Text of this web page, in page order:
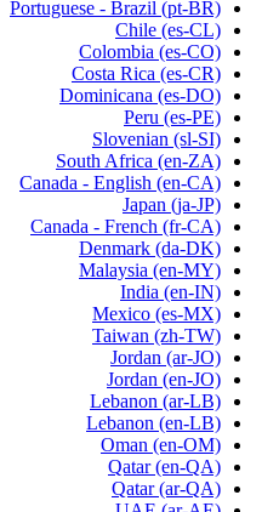
Portuguese - Brazil (pt-BR)
Chile (es-CL)
Colombia (es-CO)
Costa Rica (es-CR)
Dominicana (es-DO)
Peru (es-PE)
Slovenian (sl-SI)
South Africa (en-ZA)
Canada - English (en-CA)
Japan (ja-JP)
Canada - French (fr-CA)
Denmark (da-DK)
Malaysia (en-MY)
India (en-IN)
Mexico (es-MX)
Taiwan (zh-TW)
Jordan (ar-JO)
Jordan (en-JO)
Lebanon (ar-LB)
Lebanon (en-LB)
Oman (en-OM)
Qatar (en-QA)
Qatar (ar-QA)